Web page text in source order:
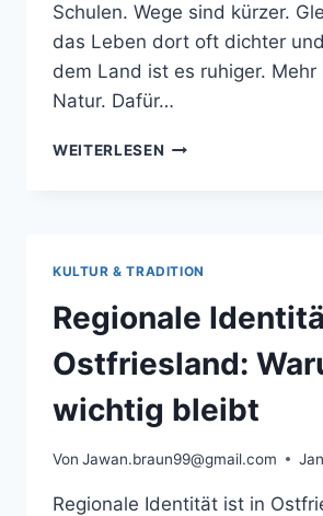
Schulen. Wege sind kürzer.
das Leben dort oft dichter
dem Land ist es ruhiger. Mehr
Natur. Dafür…
WEITERLESEN STADT
KULTUR & TRADITION
Regionale
Ostfriesland:
wichtig bleibt
Von Jawan.braun99@gmail.com
Regionale Identität ist in